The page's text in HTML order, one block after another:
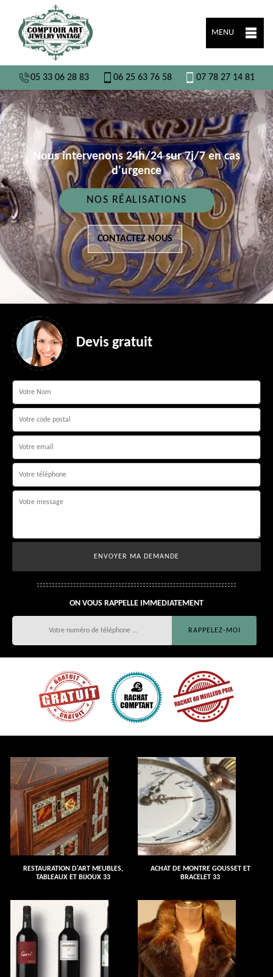
MENU
05 33 06 28 83 06 25 63 76 58 07 78 27 14 81
Nous intervenons 24h/24 sur 7j/7 en cas
d'urgence
NOS RÉALISATIONS
CONTACTEZ NOUS
Devis gratuit
ON VOUS RAPPELLE IMMEDIATEMENT
RESTAURATION D'ART MEUBLES,
TABLEAUX ET BIJOUX 33
ACHAT DE MONTRE GOUSSET ET
BRACELET 33